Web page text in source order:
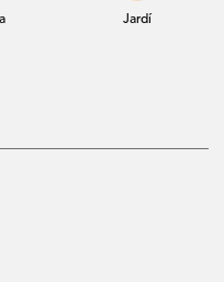
amb nosaltres l'horari
turística i la fiança en
en efectiu o per
Jardí